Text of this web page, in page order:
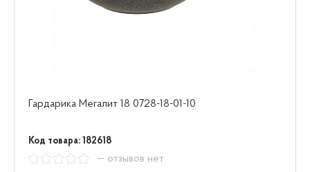
Гардарика Мегалит 18 0728-18-01-10
Код товара: 182618
— отзывов нет